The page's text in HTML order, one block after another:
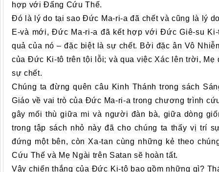
hợp với Đấng Cứu Thế.
Đó là lý do tại sao Đức Ma-ri-a đã chết và cũng là lý
E-và mới, Đức Ma-ri-a đã kết hợp với Đức Giê-su
quả của nó – đặc biệt là sự chết. Bởi đặc ân Vô
của Đức Ki-tô trên tội lỗi; và qua việc Xác lên trời,
sự chết.
Chúng ta đừng quên câu Kinh Thánh trong sách
Giáo về vai trò của Đức Ma-ri-a trong chương trình
gây mối thù giữa mi và người đàn bà, giữa dòng
trong tập sách nhỏ này đã cho chúng ta thấy vị trí
đứng một bên, còn Xa-tan cùng những kẻ theo
Cứu Thế và Mẹ Ngài trên Satan sẽ hoàn tất.
Vậy chiến thắng của Đức Ki-tô bao gồm những gì?